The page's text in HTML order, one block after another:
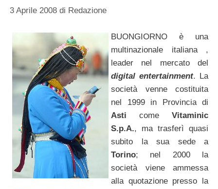
3 Aprile 2008 di Redazione
BUONGIORNO è una
multinazionale italiana ,
leader nel mercato del
digital entertainment. La
società venne costituita
nel 1999 in Provincia di
Asti come Vitaminic
S.p.A., ma trasferì quasi
subito la sua sede a
Torino; nel 2000 la
società viene ammessa
alla quotazione presso la